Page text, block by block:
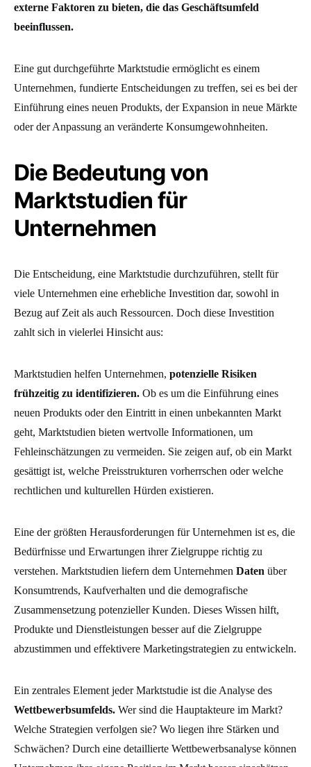
externe Faktoren zu bieten, die das Geschäftsumfeld
beeinflussen.
Eine gut durchgeführte Marktstudie ermöglicht es einem
Unternehmen, fundierte Entscheidungen zu treffen, sei es bei der
Einführung eines neuen Produkts, der Expansion in neue Märkte
oder der Anpassung an veränderte Konsumgewohnheiten.
Die Bedeutung von
Marktstudien für
Unternehmen
Die Entscheidung, eine Marktstudie durchzuführen, stellt für
viele Unternehmen eine erhebliche Investition dar, sowohl in
Bezug auf Zeit als auch Ressourcen. Doch diese Investition
zahlt sich in vielerlei Hinsicht aus:
Marktstudien helfen Unternehmen, potenzielle Risiken
frühzeitig zu identifizieren. Ob es um die Einführung eines
neuen Produkts oder den Eintritt in einen unbekannten Markt
geht, Marktstudien bieten wertvolle Informationen, um
Fehleinschätzungen zu vermeiden. Sie zeigen auf, ob ein Markt
gesättigt ist, welche Preisstrukturen vorherrschen oder welche
rechtlichen und kulturellen Hürden existieren.
Eine der größten Herausforderungen für Unternehmen ist es, die
Bedürfnisse und Erwartungen ihrer Zielgruppe richtig zu
verstehen. Marktstudien liefern dem Unternehmen Daten über
Konsumtrends, Kaufverhalten und die demografische
Zusammensetzung potenzieller Kunden. Dieses Wissen hilft,
Produkte und Dienstleistungen besser auf die Zielgruppe
abzustimmen und effektivere Marketingstrategien zu entwickeln.
Ein zentrales Element jeder Marktstudie ist die Analyse des
Wettbewerbsumfelds. Wer sind die Hauptakteure im Markt?
Welche Strategien verfolgen sie? Wo liegen ihre Stärken und
Schwächen? Durch eine detaillierte Wettbewerbsanalyse können